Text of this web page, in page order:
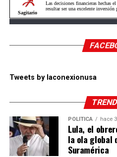
Tweets by laconexionusa
POLÍTICA hace
Lula, el
la ola global
Suramérica